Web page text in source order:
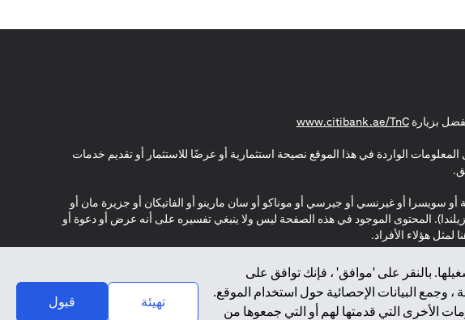
بالنقر على 'موافق' ، فإنك توافق على
وجمع البيانات الإحصائية حول استخدام الموقع.
الأخرى التي قدمتها لهم أو التي جمعوها من
تهيئة قبول
بزيارةwww.citibank.ae/TnC
(opens in a new tab)
الواردة في هذا الموقع نصيحة استثمارية أو عرضًا للاستثمار أو تقديم خدمات
أو سويسرا أو غيرنسي أو جيرسي أو موناكو أو سان مارينو أو الفاتيكان أو جزيرة مان أو
المحتوى الموجود في هذه الصفحة ليس ولا ينبغي تفسيره على أنه عرض أو دعوة أو
هؤلاء الأفراد.